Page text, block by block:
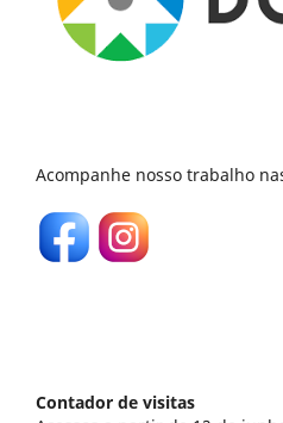
Acompanhe nosso trabalho
Contador de visitas